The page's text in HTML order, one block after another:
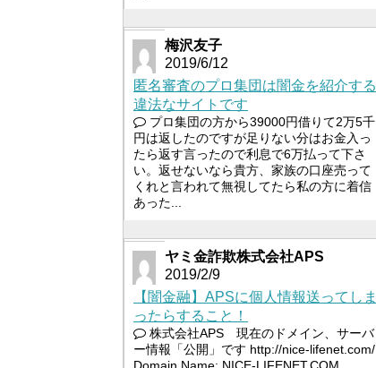
梅沢友子
2019/6/12
匿名審査のプロ集団は闇金を紹介する
違法なサイトです
プロ集団の方から39000円借りて2万5千
円は返したのですが足りない分はお金入っ
たら返す言ったので利息で6万払って下さ
い。返せないなら貴方、家族の口座売って
くれと言われて無視してたら私の方に着信
あった...
ヤミ金詐欺株式会社APS
2019/2/9
【闇金融】APSに個人情報送ってしま
ったらすること！
株式会社APS 現在のドメイン、サーバ
ー情報「公開」です http://nice-lifenet.com/